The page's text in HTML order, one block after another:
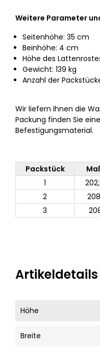
Weitere Parameter
Seitenhöhe: 35 cm
Beinhöhe: 4 cm
Höhe des
Gewicht: 139 kg
Anzahl der
Wir liefern Ihnen die
Packung finden Sie
Befestigungsmaterial.
Packstück
1
2
3
Artikeldetails
Höhe
Breite